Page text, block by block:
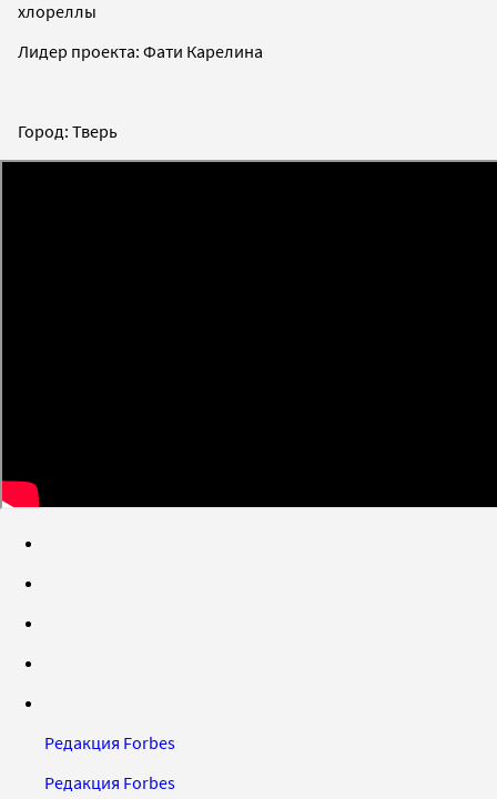
хлореллы
Лидер проекта: Фати Карелина
Город: Тверь
Редакция Forbes
Редакция Forbes